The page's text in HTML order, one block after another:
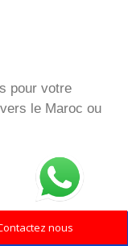
nous
pour votre
le Maroc ou